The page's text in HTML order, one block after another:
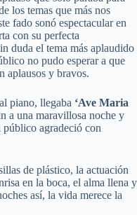
los temas que más nos
fado sonó espectacular en
con su perfecta
duda el tema más aplaudido
no pudo esperar a que
aplausos y bravos.
piano, llegaba ‘Ave Maria
a una maravillosa noche y
agradeció con
de plástico, la actuación
en la boca, el alma llena y
así, la vida merece la